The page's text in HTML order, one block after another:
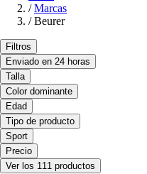
/ Marcas
/ Beurer
Filtros
Enviado en 24 horas
Talla
Color dominante
Edad
Tipo de producto
Sport
Precio
Ver los 111 productos